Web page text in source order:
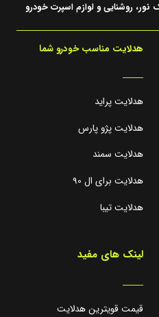
روشنایی و لوازم اسپرت خودرو
هدلایت مناسب خودرو شما
_____
هدلایت پراید
هدلایت پژو پارس
هدلایت سمند
هدلایت برای ال 90
هدلایت تیبا
لینک های مفید
_____
قیمت قویترین هدلایت